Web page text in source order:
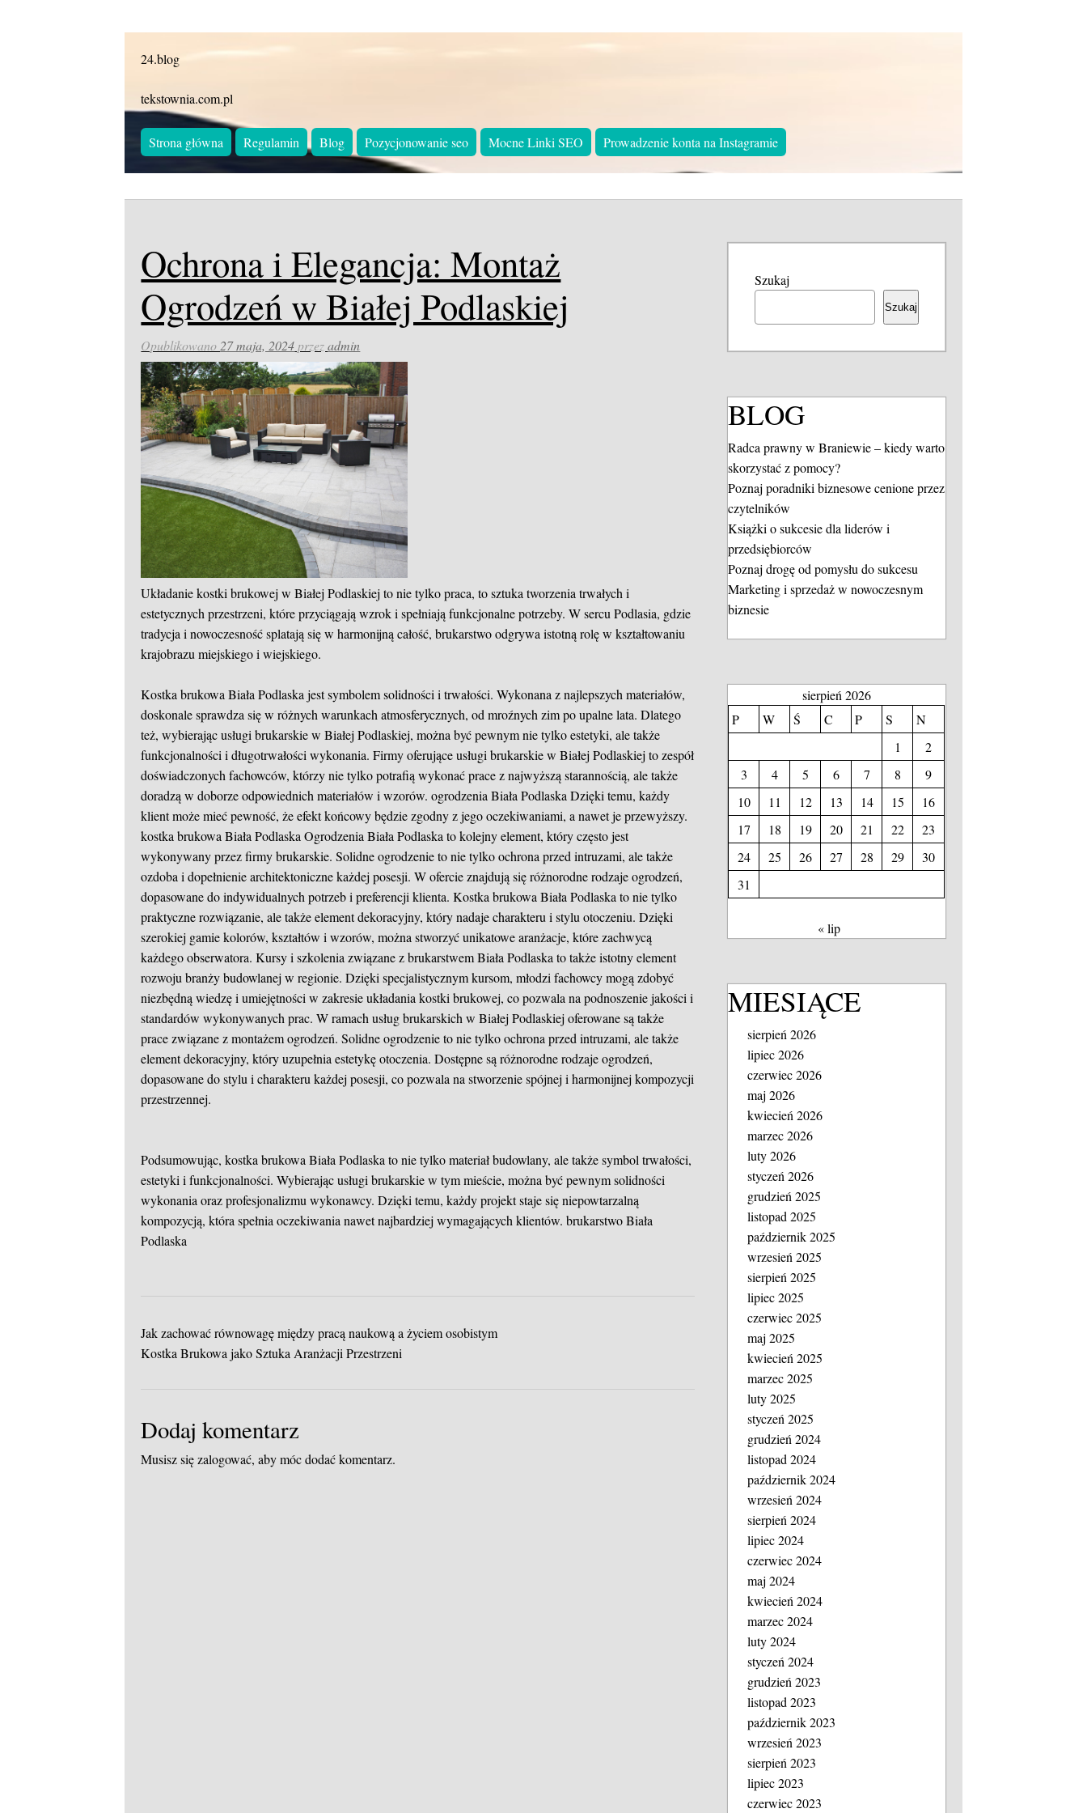
24.blog
tekstownia.com.pl
Strona główna Regulamin Blog Pozycjonowanie seo Mocne Linki SEO Prowadzenie konta na Instagramie
Ochrona i Elegancja: Montaż
Ogrodzeń w Białej Podlaskiej
Opublikowano 27 maja, 2024 przezadmin
Układanie kostki brukowej w Białej Podlaskiej to nie tylko praca, to sztuka tworzenia trwałych i
estetycznych przestrzeni, które przyciągają wzrok i spełniają funkcjonalne potrzeby. W sercu Podlasia, gdzie
tradycja i nowoczesność splatają się w harmonijną całość, brukarstwo odgrywa istotną rolę w kształtowaniu
krajobrazu miejskiego i wiejskiego.
Kostka brukowa Biała Podlaska jest symbolem solidności i trwałości. Wykonana z najlepszych materiałów,
doskonale sprawdza się w różnych warunkach atmosferycznych, od mroźnych zim po upalne lata. Dlatego
też, wybierając usługi brukarskie w Białej Podlaskiej, można być pewnym nie tylko estetyki, ale także
funkcjonalności i długotrwałości wykonania. Firmy oferujące usługi brukarskie w Białej Podlaskiej to zespół
doświadczonych fachowców, którzy nie tylko potrafią wykonać prace z najwyższą starannością, ale także
doradzą w doborze odpowiednich materiałów i wzorów.ogrodzenia Biała Podlaska Dzięki temu, każdy
klient może mieć pewność, że efekt końcowy będzie zgodny z jego oczekiwaniami, a nawet je przewyższy.
kostka brukowa Biała Podlaska Ogrodzenia Biała Podlaska to kolejny element, który często jest
wykonywany przez firmy brukarskie. Solidne ogrodzenie to nie tylko ochrona przed intruzami, ale także
ozdoba i dopełnienie architektoniczne każdej posesji. W ofercie znajdują się różnorodne rodzaje ogrodzeń,
dopasowane do indywidualnych potrzeb i preferencji klienta. Kostka brukowa Biała Podlaska to nie tylko
praktyczne rozwiązanie, ale także element dekoracyjny, który nadaje charakteru i stylu otoczeniu. Dzięki
szerokiej gamie kolorów, kształtów i wzorów, można stworzyć unikatowe aranżacje, które zachwycą
każdego obserwatora. Kursy i szkolenia związane z brukarstwem Biała Podlaska to także istotny element
rozwoju branży budowlanej w regionie. Dzięki specjalistycznym kursom, młodzi fachowcy mogą zdobyć
niezbędną wiedzę i umiejętności w zakresie układania kostki brukowej, co pozwala na podnoszenie jakości i
standardów wykonywanych prac. W ramach usług brukarskich w Białej Podlaskiej oferowane są także
prace związane z montażem ogrodzeń. Solidne ogrodzenie to nie tylko ochrona przed intruzami, ale także
element dekoracyjny, który uzupełnia estetykę otoczenia. Dostępne są różnorodne rodzaje ogrodzeń,
dopasowane do stylu i charakteru każdej posesji, co pozwala na stworzenie spójnej i harmonijnej kompozycji
przestrzennej.
Podsumowując, kostka brukowa Biała Podlaska to nie tylko materiał budowlany, ale także symbol trwałości,
estetyki i funkcjonalności. Wybierając usługi brukarskie w tym mieście, można być pewnym solidności
wykonania oraz profesjonalizmu wykonawcy. Dzięki temu, każdy projekt staje się niepowtarzalną
kompozycją, która spełnia oczekiwania nawet najbardziej wymagających klientów.brukarstwo Biała
Podlaska
Jak zachować równowagę między pracą naukową a życiem osobistym
Kostka Brukowa jako Sztuka Aranżacji Przestrzeni
Dodaj komentarz
Musisz sięzalogować, aby móc dodać komentarz.
Szukaj
Szukaj
BLOG
Radca prawny w Braniewie – kiedy warto
skorzystać z pomocy?
Poznaj poradniki biznesowe cenione przez
czytelników
Książki o sukcesie dla liderów i
przedsiębiorców
Poznaj drogę od pomysłu do sukcesu
Marketing i sprzedaż w nowoczesnym
biznesie
sierpień 2026
P
W Ś C P S
N
1
2
3
4 5 6 7 8
9
10
11 12 13 14 15
16
17
18 19 20 21 22
23
24
25 26 27 28 29
30
31
« lip
MIESIĄCE
sierpień 2026
lipiec 2026
czerwiec 2026
maj 2026
kwiecień 2026
marzec 2026
luty 2026
styczeń 2026
grudzień 2025
listopad 2025
październik 2025
wrzesień 2025
sierpień 2025
lipiec 2025
czerwiec 2025
maj 2025
kwiecień 2025
marzec 2025
luty 2025
styczeń 2025
grudzień 2024
listopad 2024
październik 2024
wrzesień 2024
sierpień 2024
lipiec 2024
czerwiec 2024
maj 2024
kwiecień 2024
marzec 2024
luty 2024
styczeń 2024
grudzień 2023
listopad 2023
październik 2023
wrzesień 2023
sierpień 2023
lipiec 2023
czerwiec 2023